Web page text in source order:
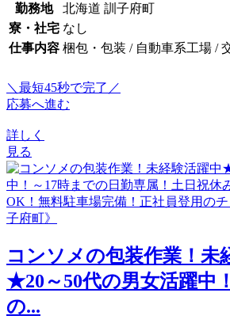
勤務地
北海道 訓子府町
寮・社宅 なし
仕事内容 梱包・包装 / 自動車系工場 /
＼最短45秒で完了／
応募へ進む
詳しく
見る
コンソメの包装作業！未
★20～50代の男女活躍中
の...